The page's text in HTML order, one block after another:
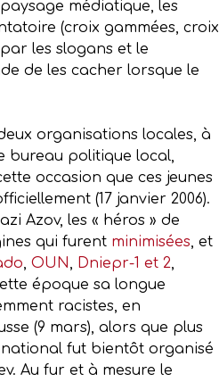
médiatique, les
(croix gammées, croix
les slogans et le
de les cacher lorsque le
organisations locales, à
bureau politique local,
occasion que ces jeunes
(17 janvier 2006).
Azov, les « héros » de
qui furent minimisées, et
, OUN, Dniepr-1 et 2,
époque sa longue
racistes, en
(9 mars), alors que plus
fut bientôt organisé
Au fur et à mesure le